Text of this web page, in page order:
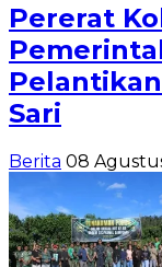
Pererat
Sari
Berita 08